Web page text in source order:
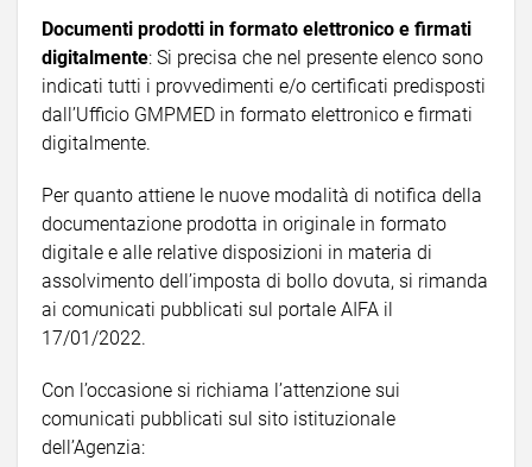
Documenti prodotti in formato elettronico e firmati
digitalmente: Si precisa che nel presente elenco sono
indicati tutti i provvedimenti e/o certificati predisposti
dall’Ufficio GMPMED in formato elettronico e firmati
digitalmente.
Per quanto attiene le nuove modalità di notifica della
documentazione prodotta in originale in formato
digitale e alle relative disposizioni in materia di
assolvimento dell’imposta di bollo dovuta, si rimanda
ai comunicati pubblicati sul portale AIFA il
17/01/2022.
Con l’occasione si richiama l’attenzione sui
comunicati pubblicati sul sito istituzionale
dell’Agenzia: